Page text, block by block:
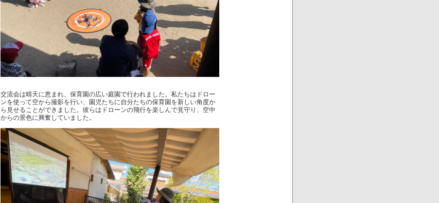
交流会は晴天に恵まれ、保育園の広い庭園で行われました。私たちはドロー
ンを使って空から撮影を行い、園児たちに自分たちの保育園を新しい角度か
ら見せることができました。彼らはドローンの飛行を楽しんで見守り、空中
からの景色に興奮していました。